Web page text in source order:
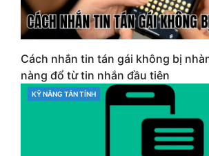
Cách nhắn tin tán gái không bị
nàng đổ từ tin nhắn đầu tiên
CATEGORIES
KỸ NĂNG TÁN TỈNH